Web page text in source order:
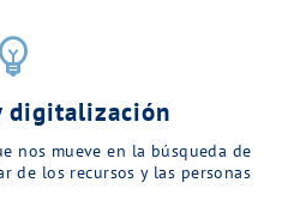
emoji_objects
digitalización
nos mueve en la búsqueda de
de los recursos y las personas